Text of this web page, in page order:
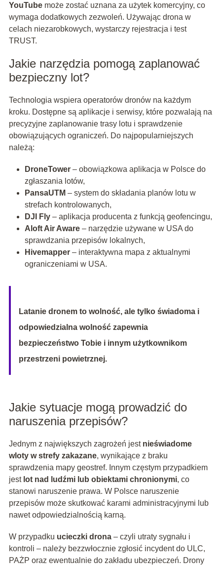
YouTubemoże zostać uznana za użytek komercyjny, co
wymaga dodatkowych zezwoleń. Używając drona w
celach niezarobkowych, wystarczy rejestracja i test
TRUST.
Jakie narzędzia pomogą zaplanować
bezpieczny lot?
Technologia wspiera operatorów dronów na każdym
kroku. Dostępne są aplikacje i serwisy, które pozwalają na
precyzyjne zaplanowanie trasy lotu i sprawdzenie
obowiązujących ograniczeń. Do najpopularniejszych
należą:
DroneTower– obowiązkowa aplikacja w Polsce do
zgłaszania lotów,
PansaUTM – system do składania planów lotu w
strefach kontrolowanych,
DJI Fly– aplikacja producenta z funkcją geofencingu,
Aloft Air Aware– narzędzie używane w USA do
sprawdzania przepisów lokalnych,
Hivemapper– interaktywna mapa z aktualnymi
ograniczeniami w USA.
Latanie dronem to wolność, ale tylko świadoma i
odpowiedzialna wolność zapewnia
bezpieczeństwo Tobie i innym użytkownikom
przestrzeni powietrznej.
Jakie sytuacje mogą prowadzić do
naruszenia przepisów?
Jednym z największych zagrożeń jest nieświadome
wloty w strefy zakazane, wynikające z braku
sprawdzenia mapy geostref. Innym częstym przypadkiem
jest lot nad ludźmi lub obiektami chronionymi, co
stanowi naruszenie prawa. W Polsce naruszenie
przepisów może skutkować karami administracyjnymi lub
nawet odpowiedzialnością karną.
W przypadku ucieczki drona– czyli utraty sygnału i
kontroli – należy bezzwłocznie zgłosić incydent do ULC,
PAŻP oraz ewentualnie do zakładu ubezpieczeń. Drony